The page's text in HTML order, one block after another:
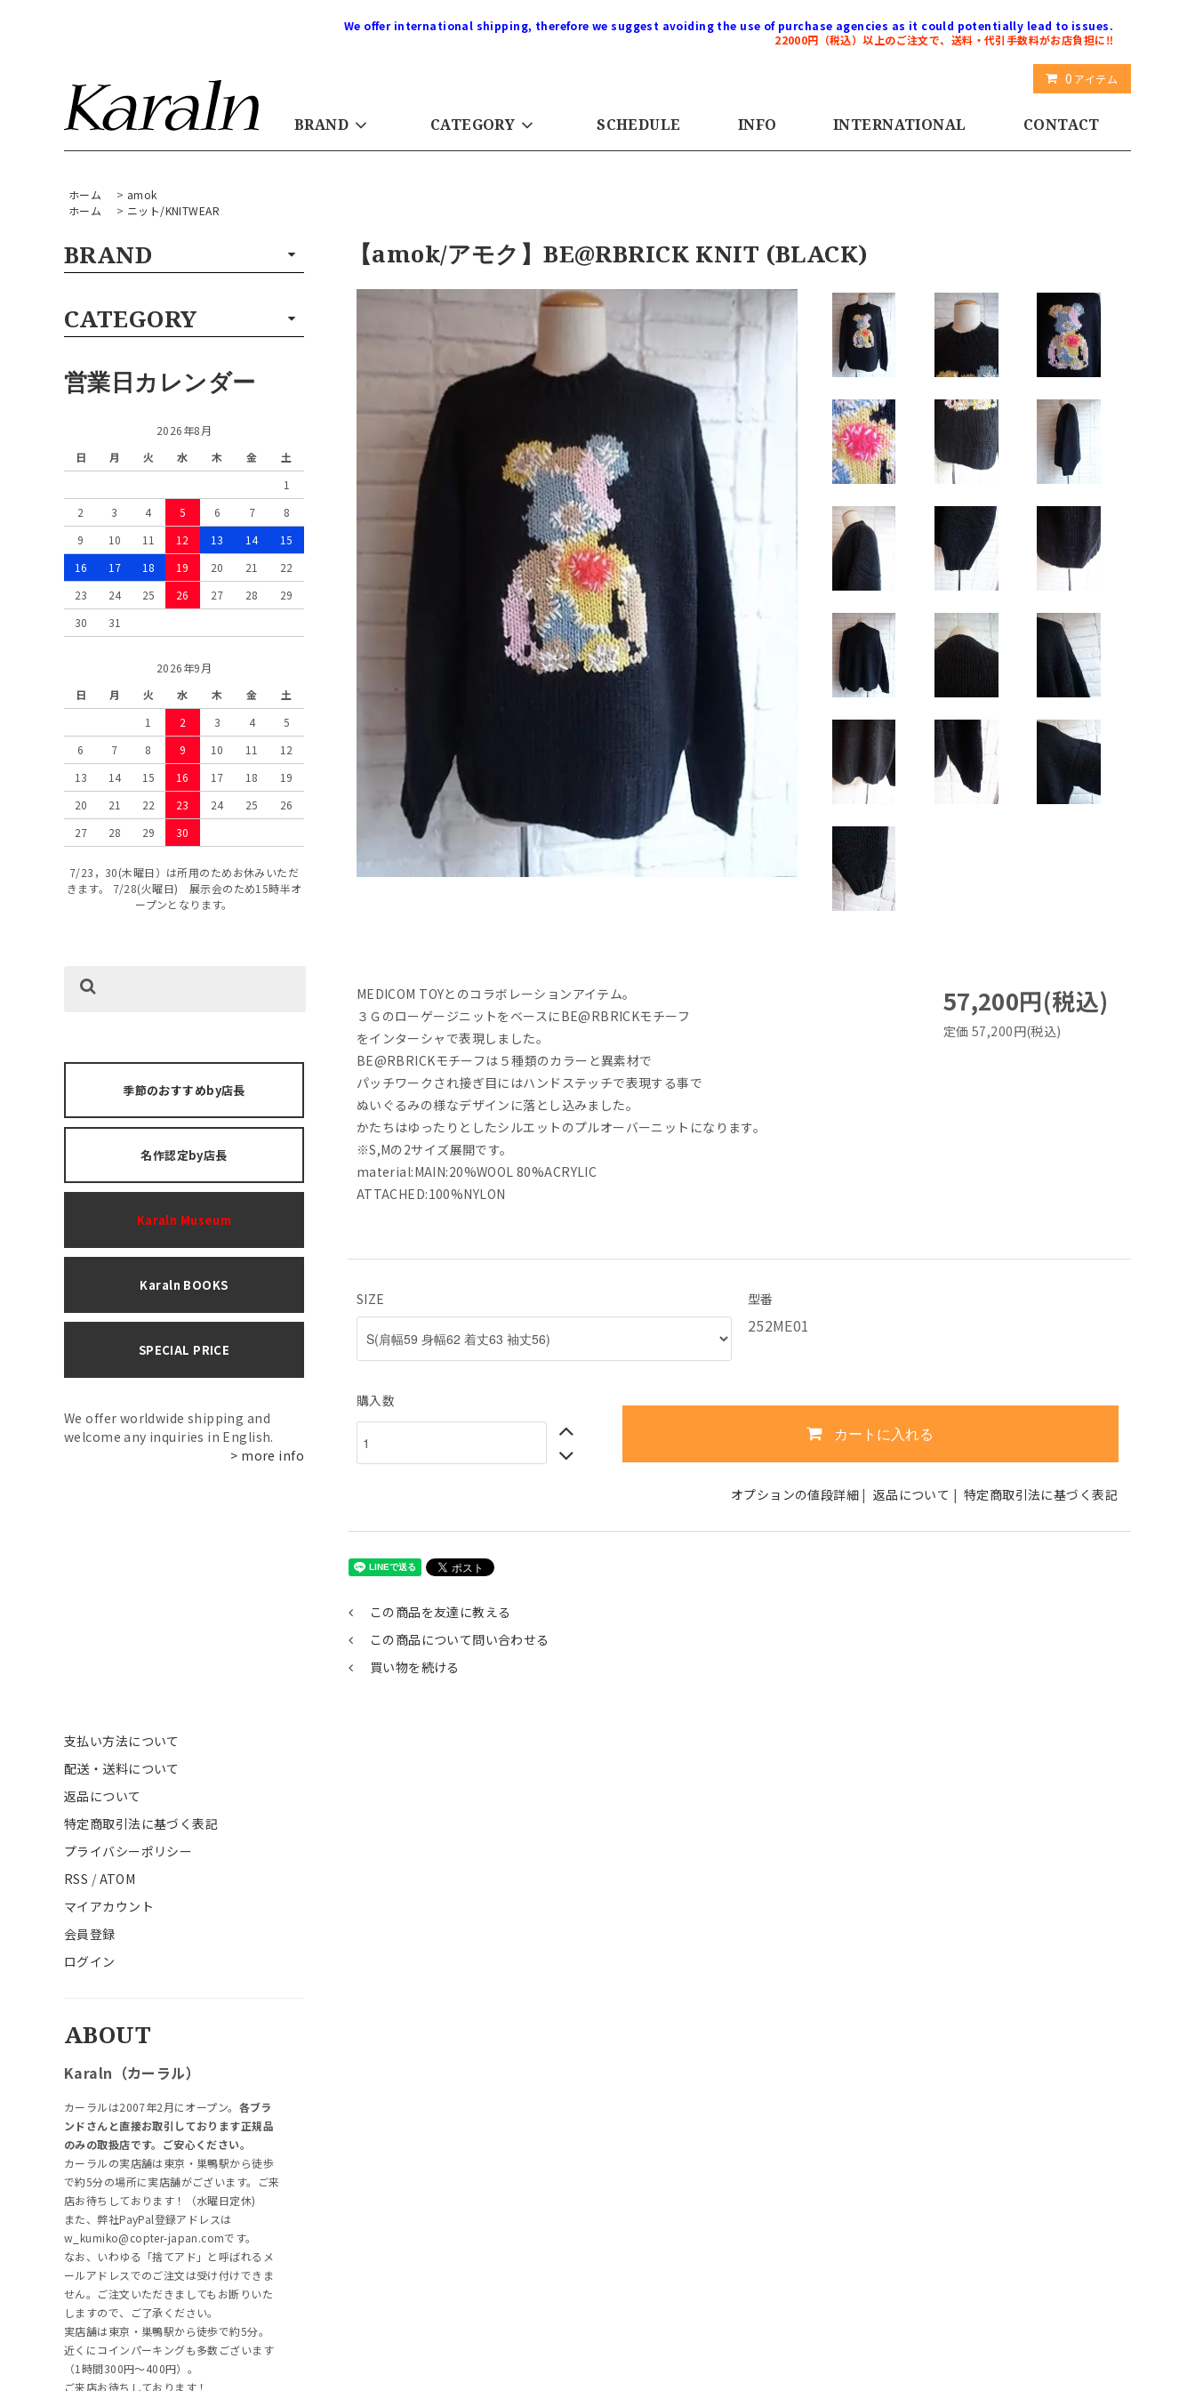
We offer international shipping, therefore we suggest avoiding the use of purchase agencies as it could potentially lead to issues.
22000円（税込）以上のご注文で、送料・代引手数料がお店負担に‼️
0 アイテム
BRAND CATEGORY SCHEDULE INFO INTERNATIONAL CONTACT
ホーム > amok
ホーム
> ニット/KNITWEAR
BRAND
CATEGORY
営業日カレンダー
2026年8月
日
月 火 水 木 金
土
1
2
3 4 5 6 7
8
9
10 11 12 13 14
15
16
17 18 19 20 21
22
23
24 25 26 27 28
29
30
31
2026年9月
日
月 火 水 木 金
土
1
2 3 4
5
6
7 8 9 10 11
12
13
14 15 16 17 18
19
20
21 22 23 24 25
26
27
28 29 30
7/23，30(木曜日）は所用のためお休みいただ
きます。 7/28(火曜日) 展示会のため15時半オ
ープンとなります。
季節のおすすめby店長
名作認定by店長
Karaln Museum
Karaln BOOKS
SPECIAL PRICE
We offer worldwide shipping and
welcome any inquiries in English.
> more info
支払い方法について
配送・送料について
返品について
特定商取引法に基づく表記
プライバシーポリシー
RSS / ATOM
マイアカウント
会員登録
ログイン
ABOUT
Karaln（カーラル）
カーラルは2007年2月にオープン。 各ブラ
ンドさんと直接お取引しております正規品
のみの取扱店です。ご安心ください。
カーラルの実店舗は東京・巣鴨駅から徒歩
で約5分の場所に実店舗がございます。ご来
店お待ちしております！（水曜日定休)
また、弊社PayPal登録アドレスは
w_kumiko@copter-japan.comです。
なお、いわゆる「捨てアド」と呼ばれるメ
ールアドレスでのご注文は受け付けできま
せん。ご注文いただきましてもお断りいた
しますので、ご了承ください。
実店舗は東京・巣鴨駅から徒歩で約5分。
近くにコインパーキングも多数ございます
（1時間300円～400円）。
ご来店お待ちしております！
【amok/アモク】BE@RBRICK KNIT (BLACK)
MEDICOM TOYとのコラボレーションアイテム。
３ＧのローゲージニットをベースにBE@RBRICKモチーフ
をインターシャで表現しました。
BE@RBRICKモチーフは５種類のカラーと異素材で
パッチワークされ接ぎ目にはハンドステッチで表現する事で
ぬいぐるみの様なデザインに落とし込みました。
かたちはゆったりとしたシルエットのプルオーバーニットになります。
※S,Mの2サイズ展開です。
material:MAIN:20%WOOL 80%ACRYLIC
ATTACHED:100%NYLON
57,200円(税込)
定価 57,200円(税込)
SIZE 型番
252ME01
購入数
カートに入れる
オプションの値段詳細 | 返品について | 特定商取引法に基づく表記
この商品を友達に教える
この商品について問い合わせる
買い物を続ける